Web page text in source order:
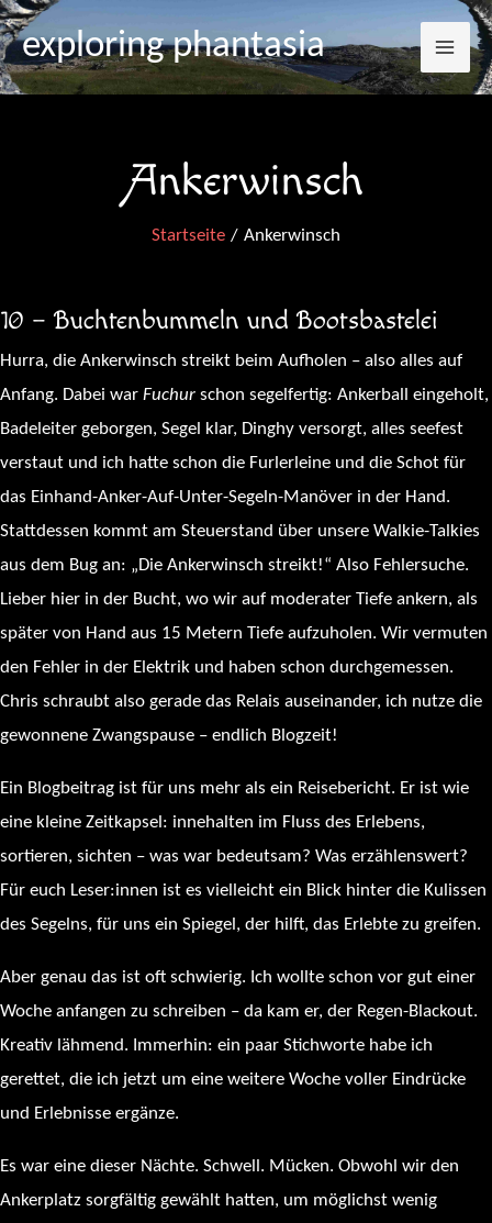
Zum
Inhalt
springen
exploring phantasia
Ankerwinsch
Startseite Ankerwinsch
10 – Buchtenbummeln und Bootsbastelei
Hurra, die Ankerwinsch streikt beim Aufholen – also alles auf
Anfang. Dabei war Fuchur schon segelfertig: Ankerball eingeholt,
Badeleiter geborgen, Segel klar, Dinghy versorgt, alles seefest
verstaut und ich hatte schon die Furlerleine und die Schot für
das Einhand-Anker-Auf-Unter-Segeln-Manöver in der Hand.
Stattdessen kommt am Steuerstand über unsere Walkie-Talkies
aus dem Bug an: „Die Ankerwinsch streikt!“ Also Fehlersuche.
Lieber hier in der Bucht, wo wir auf moderater Tiefe ankern, als
später von Hand aus 15 Metern Tiefe aufzuholen. Wir vermuten
den Fehler in der Elektrik und haben schon durchgemessen.
Chris schraubt also gerade das Relais auseinander, ich nutze die
gewonnene Zwangspause – endlich Blogzeit!
Ein Blogbeitrag ist für uns mehr als ein Reisebericht. Er ist wie
eine kleine Zeitkapsel: innehalten im Fluss des Erlebens,
sortieren, sichten – was war bedeutsam? Was erzählenswert?
Für euch Leser:innen ist es vielleicht ein Blick hinter die Kulissen
des Segelns, für uns ein Spiegel, der hilft, das Erlebte zu greifen.
Aber genau das ist oft schwierig. Ich wollte schon vor gut einer
Woche anfangen zu schreiben – da kam er, der Regen-Blackout.
Kreativ lähmend. Immerhin: ein paar Stichworte habe ich
gerettet, die ich jetzt um eine weitere Woche voller Eindrücke
und Erlebnisse ergänze.
Es war eine dieser Nächte. Schwell. Mücken. Obwohl wir den
Ankerplatz sorgfältig gewählt hatten, um möglichst wenig